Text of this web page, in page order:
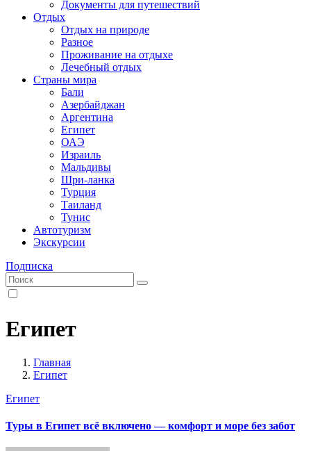
Документы для путешествий
Отдых
Отдых на природе
Разное
Проживание на отдыхе
Лечебный отдых
Страны мира
Бали
Азербайджан
Аргентина
Египет
ОАЭ
Израиль
Мальдивы
Шри-ланка
Турция
Таиланд
Тунис
Автотуризм
Экскурсии
Подписка
Египет
Главная
Египет
Египет
Туры в Египет всё включено — комфорт и море без забот